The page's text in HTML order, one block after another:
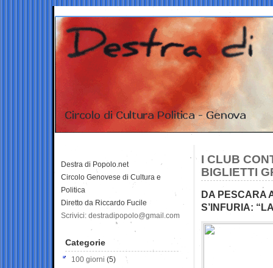
I CLUB
BIGLIETTI
DA PESCARA
S’INFURIA:
Destra di Popolo.net
Circolo Genovese di Cultura e
Politica
Diretto da Riccardo Fucile
Scrivici: destradipopolo@gmail.com
Categorie
100 giorni (5)